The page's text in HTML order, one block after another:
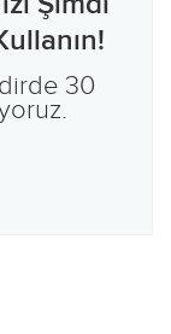
30